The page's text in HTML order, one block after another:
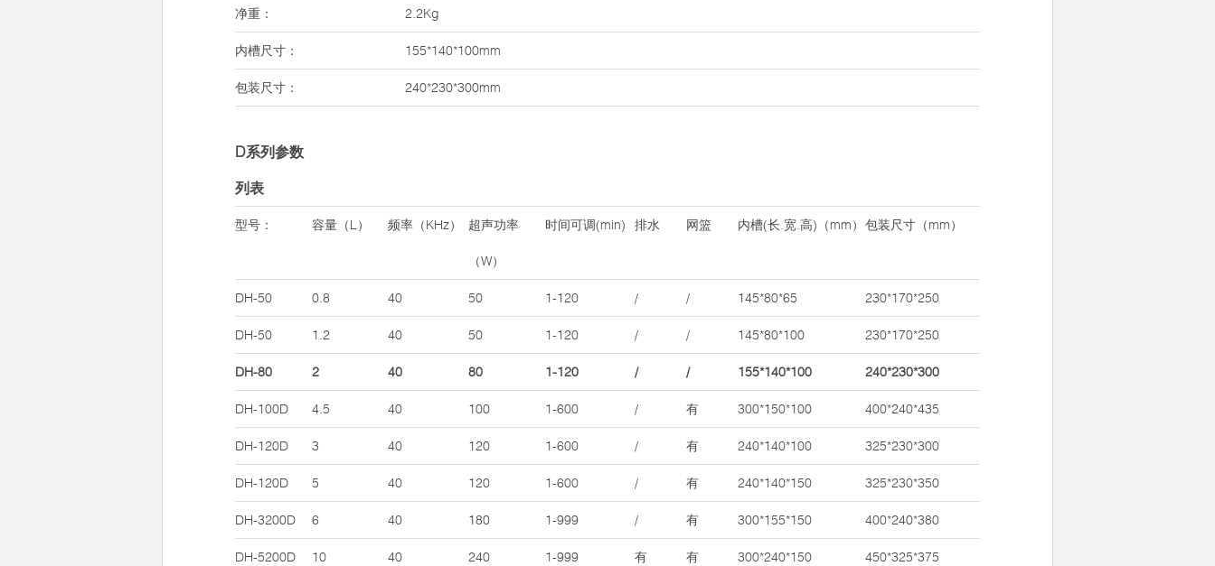
净重： 2.2Kg
内槽尺寸： 155*140*100mm
包装尺寸： 240*230*300mm
D系列参数
列表
型号： 容量（L） 频率（KHz） 超声功率
（W）
时间可调(min) 排水 网篮 内槽(长.宽.高)（mm） 包装尺寸（mm）
DH-50 0.8 40 50 1-120 / / 145*80*65 230*170*250
DH-50 1.2 40 50 1-120 / / 145*80*100 230*170*250
DH-80 2 40 80 1-120 / / 155*140*100 240*230*300
DH-100D 4.5 40 100 1-600 / 有 300*150*100 400*240*435
DH-120D 3 40 120 1-600 / 有 240*140*100 325*230*300
DH-120D 5 40 120 1-600 / 有 240*140*150 325*230*350
DH-3200D 6 40 180 1-999 / 有 300*155*150 400*240*380
DH-5200D 10 40 240 1-999 有 有 300*240*150 450*325*375